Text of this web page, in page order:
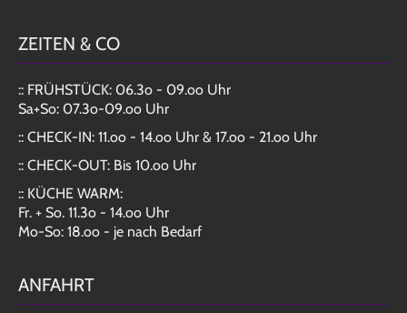
ZEITEN & CO
:: FRÜHSTÜCK: 06.3o - 09.oo Uhr
Sa+So: 07.3o-09.oo Uhr
:: CHECK-IN: 11.oo - 14.oo Uhr & 17.oo - 21.oo Uhr
:: CHECK-OUT: Bis 10.oo Uhr
:: KÜCHE WARM:
Fr. + So. 11.3o - 14.oo Uhr
Mo-So: 18.oo - je nach Bedarf
ANFAHRT